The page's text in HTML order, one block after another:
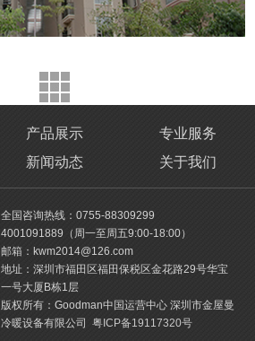
产品展示
专业服务
新闻动态 关于我们
全国咨询热线：0755-88309299
4001091889（周一至周五9:00-18:00）
邮箱：kwm2014@126.com
地址：深圳市福田区福田保税区金花路29号华宝
一号大厦B栋1层
版权所有：Goodman中国运营中心 深圳市金屋曼
冷暖设备有限公司 粤ICP备19117320号